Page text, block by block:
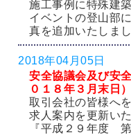
施工事例に特殊建
イベントの登山部
真を追加いたしま
2018年04月05日
安全協議会及び安
０１８年３月末日）
取引会社の皆様へ
求人案内を更新い
『平成２９年度